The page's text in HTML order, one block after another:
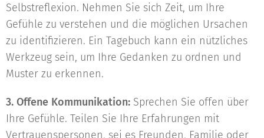
Selbstreflexion. Nehmen Sie sich Zeit, um Ihre
Gefühle zu verstehen und die möglichen Ursachen
zu identifizieren. Ein Tagebuch kann ein nützliches
Werkzeug sein, um Ihre Gedanken zu ordnen und
Muster zu erkennen.
3. Offene Kommunikation: Sprechen Sie offen über
Ihre Gefühle. Teilen Sie Ihre Erfahrungen mit
Vertrauenspersonen, sei es Freunden, Familie oder